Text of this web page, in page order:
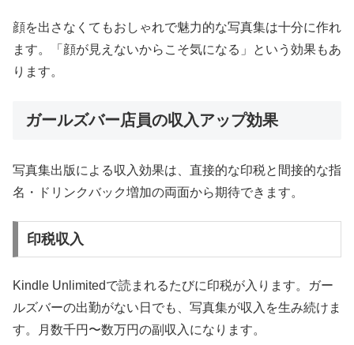
顔を出さなくてもおしゃれで魅力的な写真集は十分に作れ
ます。「顔が見えないからこそ気になる」という効果もあ
ります。
ガールズバー店員の収入アップ効果
写真集出版による収入効果は、直接的な印税と間接的な指
名・ドリンクバック増加の両面から期待できます。
印税収入
Kindle Unlimitedで読まれるたびに印税が入ります。ガー
ルズバーの出勤がない日でも、写真集が収入を生み続けま
す。月数千円〜数万円の副収入になります。